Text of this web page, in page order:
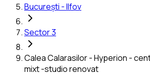
București - Ilfov
Sector 3
Calea Calarasilor - Hyperion -
mixt -studio renovat